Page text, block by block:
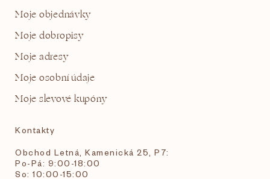
Moje objednávky
Moje dobropisy
Moje adresy
Moje osobní údaje
Moje slevové kupóny
Kontakty
Obchod Letná, Kamenická 25, P7:
Po-Pá: 9:00-18:00
So: 10:00-15:00